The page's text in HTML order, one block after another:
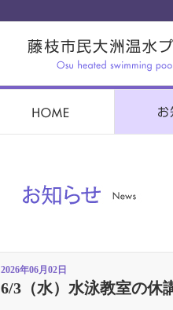
2026年06月02日
6/3（水）水泳教室の休